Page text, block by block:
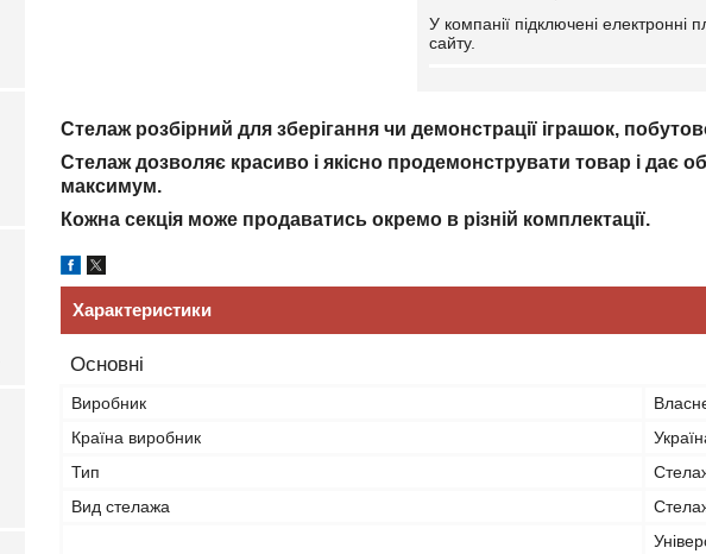
У компанії підключені
сайту.
Стелаж розбірний для зберігання чи демонстрації іграшок,
Стелаж дозволяє красиво і якісно продемонструвати товар і дає
максимум.
Кожна секція може продаватись окремо в різній комплектації.
Характеристики
Основні
Виробник
Країна виробник
Тип
Вид стелажа